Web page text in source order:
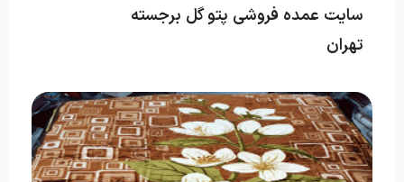
سایت عمده فروشی پتو گل برجسته
تهران